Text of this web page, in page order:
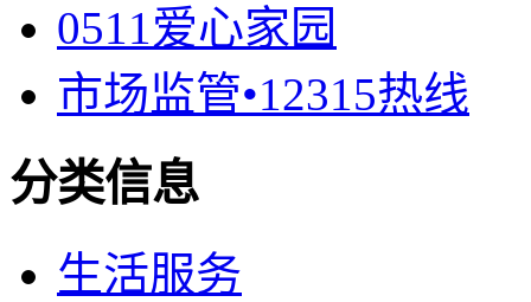
0511爱心家园
市场监管•12315热线
分类信息
生活服务